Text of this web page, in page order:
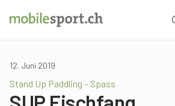
12. Juni 2019
Stand Up Paddling – Spass